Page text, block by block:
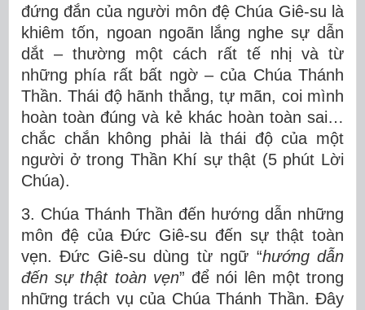
đứng đắn của người môn đệ Chúa Giê-su là
khiêm tốn, ngoan ngoãn lắng nghe sự dẫn
dắt – thường một cách rất tế nhị và từ
những phía rất bất ngờ – của Chúa Thánh
Thần. Thái độ hãnh thắng, tự mãn, coi mình
hoàn toàn đúng và kẻ khác hoàn toàn sai…
chắc chắn không phải là thái độ của một
người ở trong Thần Khí sự thật (5 phút Lời
Chúa).
3. Chúa Thánh Thần đến hướng dẫn những
môn đệ của Đức Giê-su đến sự thật toàn
vẹn. Đức Giê-su dùng từ ngữ “hướng dẫn
đến sự thật toàn vẹn” để nói lên một trong
những trách vụ của Chúa Thánh Thần. Đây